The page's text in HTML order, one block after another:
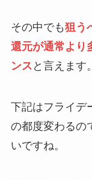
その中でも狙う
還元が通常より
ンス と言えます。
下記はフライデ
の都度変わるの
いですね。